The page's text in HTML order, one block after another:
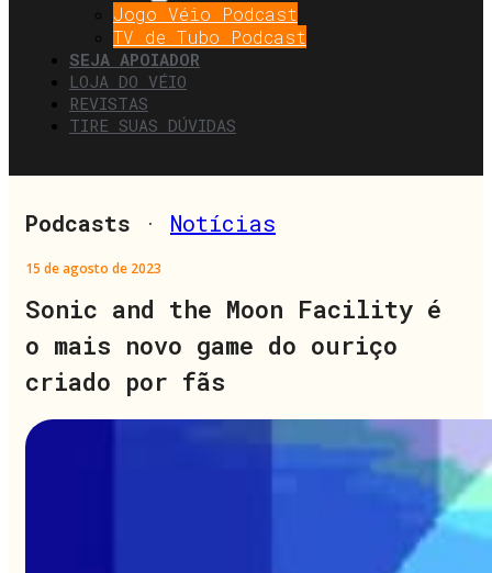
Jogo Véio Podcast
TV de Tubo Podcast
SEJA APOIADOR
LOJA DO VÉIO
REVISTAS
TIRE SUAS DÚVIDAS
Podcasts · Notícias
15 de agosto de 2023
Sonic and the Moon Facility é
o mais novo game do ouriço
criado por fãs